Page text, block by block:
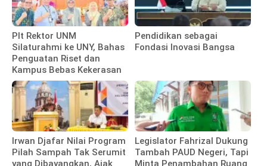
Plt Rektor UNM
Silaturahmi ke UNY, Bahas
Penguatan Riset dan
Kampus Bebas Kekerasan
Pendidikan sebagai
Fondasi Inovasi Bangsa
Irwan Djafar Nilai Program
Pilah Sampah Tak Serumit
yang Dibayangkan, Ajak
Legislator Fahrizal Dukung
Tambah PAUD Negeri, Tapi
Minta Penambahan Ruang